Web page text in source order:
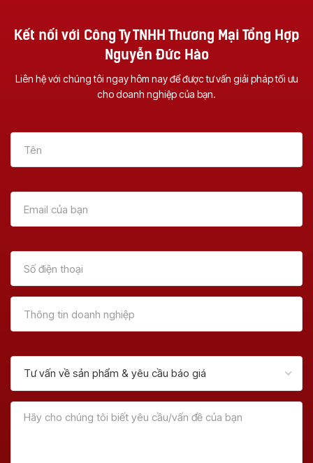
Kết nối với Công Ty TNHH Thương Mại Tổng Hợp
Nguyễn Đức Hào
Liên hệ với chúng tôi ngay hôm nay để được tư vấn giải pháp tối ưu
cho doanh nghiệp của bạn.